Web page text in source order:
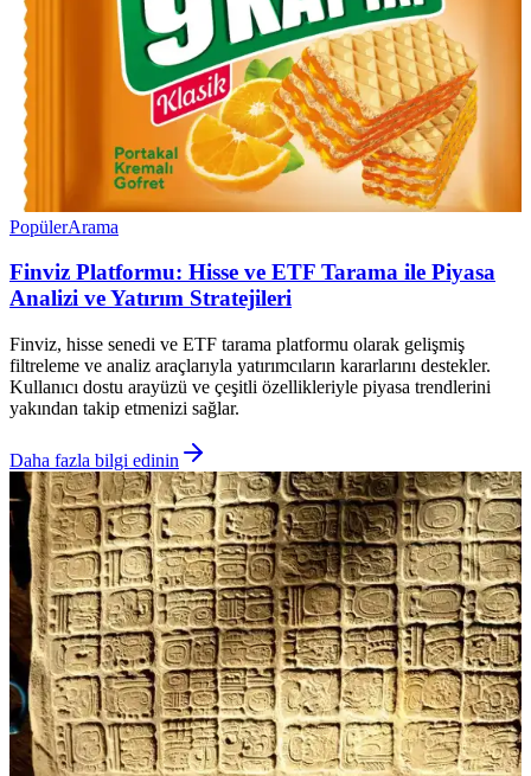
PopülerArama
Finviz Platformu: Hisse ve ETF Tarama ile Piyasa
Analizi ve Yatırım Stratejileri
Finviz, hisse senedi ve ETF tarama platformu olarak gelişmiş
filtreleme ve analiz araçlarıyla yatırımcıların kararlarını destekler.
Kullanıcı dostu arayüzü ve çeşitli özellikleriyle piyasa trendlerini
yakından takip etmenizi sağlar.
Daha fazla bilgi edinin